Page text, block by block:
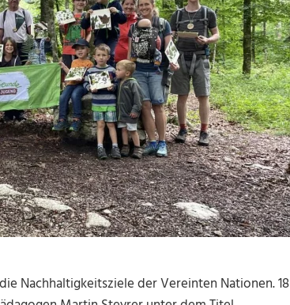
Nachhaltigkeitsziele der Vereinten Nationen. 18